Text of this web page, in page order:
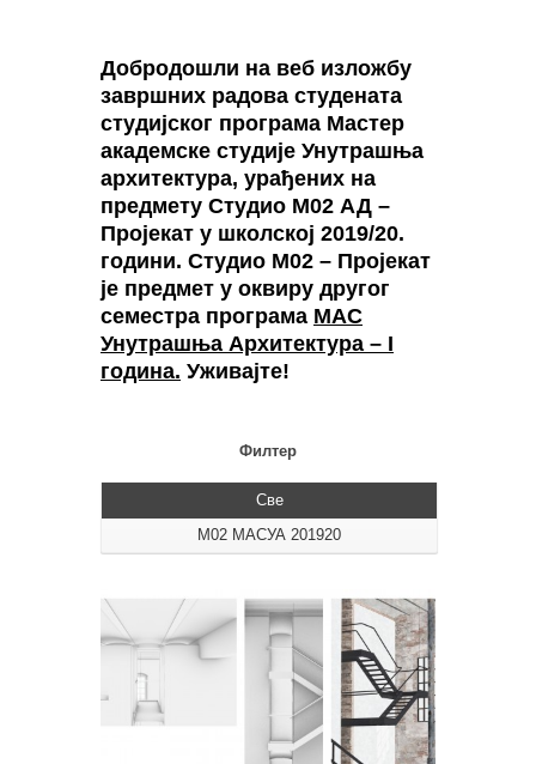
Добродошли на веб изложбу
завршних радова студената
студијског програма Мастер
академске студије Унутрашња
архитектура, урађених на
предмету Студио M02 АД –
Пројекат у школској 2019/20.
години. Студио М02 – Пројекат
је предмет у оквиру другог
семестра програма МАС
Унутрашња Архитектура – I
година. Уживајте!
Филтер
Све
М02 МАСУА 201920